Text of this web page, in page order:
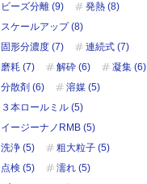
ビーズ分離 (9)
発熱 (8)
スケールアップ (8)
固形分濃度 (7)
連続式 (7)
磨耗 (7)
解砕 (6)
凝集 (6)
分散剤 (6)
溶媒 (5)
３本ロールミル (5)
イージーナノRMB (5)
洗浄 (5)
粗大粒子 (5)
点検 (5)
濡れ (5)